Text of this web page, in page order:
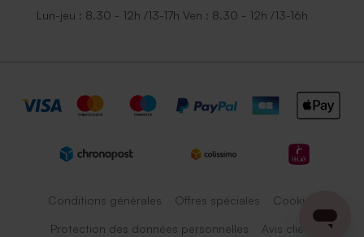
Lun-jeu : 8.30 - 12h /13-17h Ven : 8.30 - 12h /13-16h
Conditions générales Offres spéciales Cookies
Protection des données personnelles Avis client